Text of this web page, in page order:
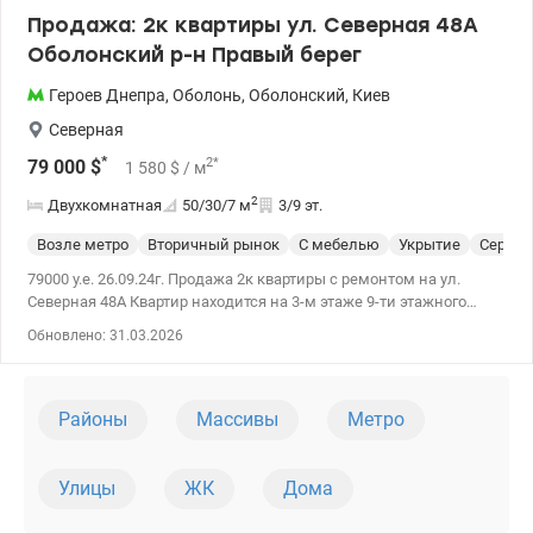
Продажа: 2к квартиры ул. Северная 48А
Оболонский р-н Правый берег
Героев Днепра, Оболонь, Оболонский, Киев
Северная
79 000 $* 1 580 $ / м2*
Двухкомнатная 50/30/7 м2 3/9 эт.
Возле метро Вторичный рынок С мебелью Укрытие
Cерия
79000 у.е. 26.09.24г. Продажа 2к квартиры с ремонтом на ул.
Северная 48А Квартир находится на 3-м этаже 9-ти этажного
кровать, комод, спальный гарнитур.) Также присутствует вся
есть домофон. Ухоженная придомовая территория и аккуратный
Обновлено: 31.03.2026
Районы Массивы Метро
Улицы ЖК Дома